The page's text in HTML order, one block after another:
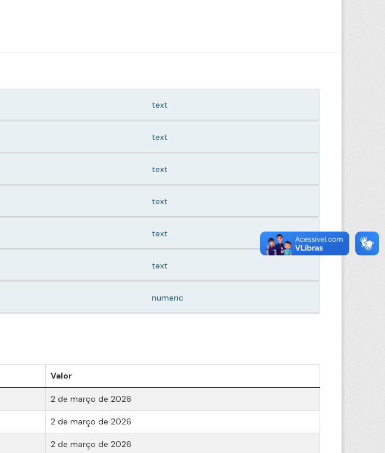
text
text
text
text
text
text
numeric
Valor
2 de março de 2026
2 de março de 2026
2 de março de 2026